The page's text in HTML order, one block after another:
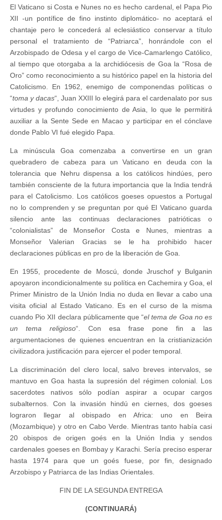
El Vaticano si Costa e Nunes no es hecho cardenal, el Papa Pio
XII -un pontífice de fino instinto diplomático- no aceptará el
chantaje pero le concederá al eclesiástico conservar a título
personal el tratamiento de “Patriarca”, honrándole con el
Arzobispado de Odesa y el cargo de Vice-Camarlengo Católico,
al tiempo que otorgaba a la archidiócesis de Goa la “Rosa de
Oro” como reconocimiento a su histórico papel en la historia del
Catolicismo. En 1962, enemigo de componendas políticas o
“toma y dacas“, Juan XXIII lo elegirá para el cardenalato por sus
virtudes y profundo conocimiento de Asia, lo que le permitirá
auxiliar a la Sente Sede en Macao y participar en el cónclave
donde Pablo VI fué elegido Papa.
La minúscula Goa comenzaba a convertirse en un gran
quebradero de cabeza para un Vaticano en deuda con la
tolerancia que Nehru dispensa a los católicos hindúes, pero
también consciente de la futura importancia que la India tendrá
para el Catolicismo. Los católicos goeses opuestos a Portugal
no lo comprenden y se preguntan por qué El Vaticano guarda
silencio ante las continuas declaraciones patrióticas o
“colonialistas” de Monseñor Costa e Nunes, mientras a
Monseñor Valerian Gracias se le ha prohibido hacer
declaraciones públicas en pro de la liberación de Goa.
En 1955, procedente de Moscú, donde Jruschof y Bulganin
apoyaron incondicionalmente su política en Cachemira y Goa, el
Primer Ministro de la Unión India no duda en llevar a cabo una
visita oficial al Estado Vaticano. Es en el curso de la misma
cuando Pio XII declara públicamente que “el tema de Goa no es
un tema religioso“. Con esa frase pone fin a las
argumentaciones de quienes encuentran en la cristianización
civilizadora justificación para ejercer el poder temporal.
La discriminación del clero local, salvo breves intervalos, se
mantuvo en Goa hasta la supresión del régimen colonial. Los
sacerdotes nativos sólo podían aspirar a ocupar cargos
subalternos. Con la invasión hindú en ciernes, dos goeses
lograron llegar al obispado en Africa: uno en Beira
(Mozambique) y otro en Cabo Verde. Mientras tanto había casi
20 obispos de origen goés en la Unión India y sendos
cardenales goeses en Bombay y Karachi. Sería preciso esperar
hasta 1974 para que un goés fuese, por fin, designado
Arzobispo y Patriarca de las Indias Orientales.
FIN DE LA SEGUNDA ENTREGA
(CONTINUARÁ)